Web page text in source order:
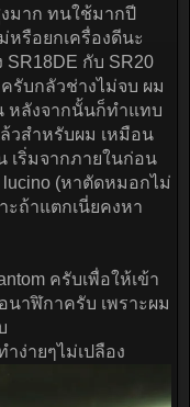
มาก ทนใช้มากปี
หรือยกเครื่องดีนะ
SR18DE กับ SR20
รับกลัวช่างไม่จบ ผม
หลังจากนั้นก็ทำแทบ
วสำหรับผม เหมือน
เริ่มจากภายในก่อน
(หาตัดหมอกไม่
ะถ้าแตกเนี่ยคงหา
ครับเพื่อให้เข้า
นาฬิกาครับ เพราะผม
ง่ายๆไม่เปลือง